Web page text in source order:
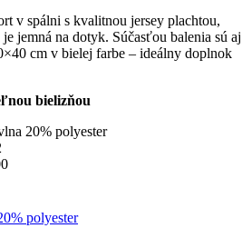
v spálni s kvalitnou jersey plachtou,
jemná na dotyk. Súčasťou balenia sú aj
cm v bielej farbe – ideálny doplnok
bielizňou
20% polyester
polyester